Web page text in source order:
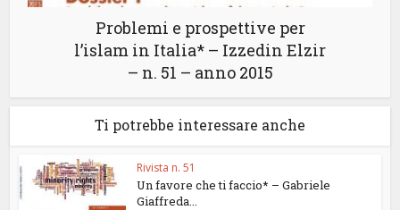
Problemi e prospettive per
l’islam in Italia* – Izzedin Elzir
– n. 51 – anno 2015
Ti potrebbe interessare anche
Rivista n. 51
Un favore che ti faccio* – Gabriele
Giaffreda...